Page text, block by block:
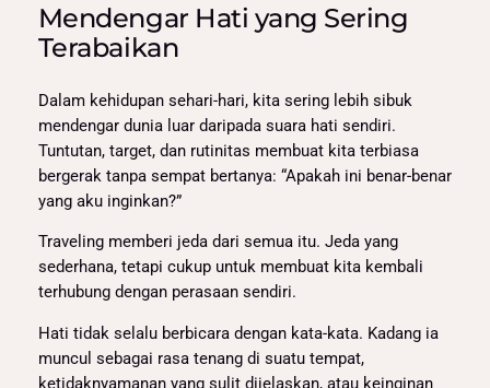
Mendengar Hati yang Sering
Terabaikan
Dalam kehidupan sehari-hari, kita sering lebih sibuk
mendengar dunia luar daripada suara hati sendiri.
Tuntutan, target, dan rutinitas membuat kita terbiasa
bergerak tanpa sempat bertanya: “Apakah ini benar-benar
yang aku inginkan?”
Traveling memberi jeda dari semua itu. Jeda yang
sederhana, tetapi cukup untuk membuat kita kembali
terhubung dengan perasaan sendiri.
Hati tidak selalu berbicara dengan kata-kata. Kadang ia
muncul sebagai rasa tenang di suatu tempat,
ketidaknyamanan yang sulit dijelaskan, atau keinginan